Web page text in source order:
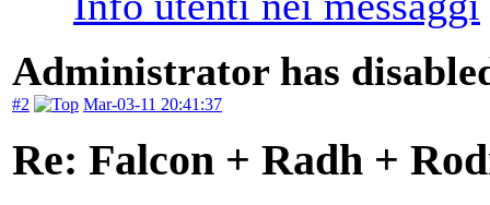
Administrator has
#2 Mar-03-11 20:41:37
Re: Falcon + Radh +